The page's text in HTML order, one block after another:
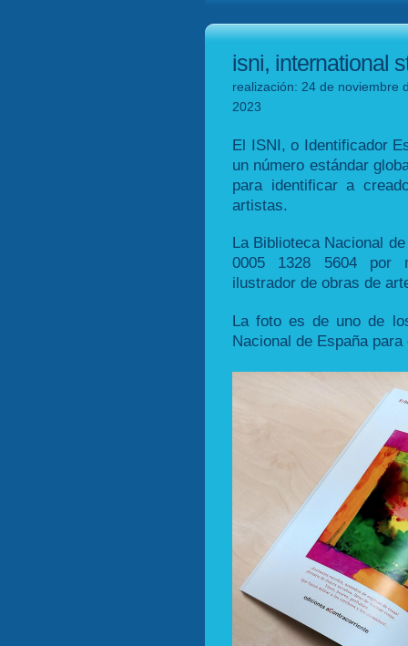
isni, international
realización: 24 de noviembre
2023
El ISNI, o Identificador
un número estándar
para identificar a
artistas.
La Biblioteca Nacional
0005 1328 5604 por
ilustrador de obras de
La foto es de uno de
Nacional de España